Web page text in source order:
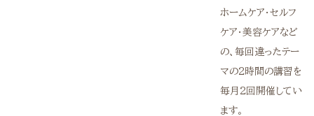
ホームケア・セルフ
ケア・美容ケアなど
の、毎回違ったテー
マの2時間の講習を
毎月2回開催してい
ます。